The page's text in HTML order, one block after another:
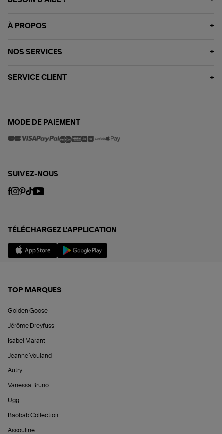
À PROPOS
NOS SERVICES
SERVICE CLIENT
MODE DE PAIEMENT
SUIVEZ-NOUS
TÉLÉCHARGEZ L'APPLICATION
TOP MARQUES
Golden Goose
Jérôme Dreyfuss
Isabel Marant
Jeanne Vouland
Autry
Vanessa Bruno
Ugg
Baobab Collection
Assouline